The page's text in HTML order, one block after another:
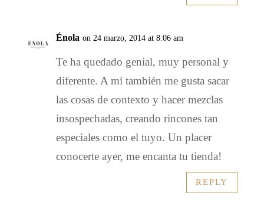
Énola on 24 marzo, 2014 at 8:06 am
Te ha quedado genial, muy personal y
diferente. A mí también me gusta sacar
las cosas de contexto y hacer mezclas
insospechadas, creando rincones tan
especiales como el tuyo. Un placer
conocerte ayer, me encanta tu tienda!
REPLY